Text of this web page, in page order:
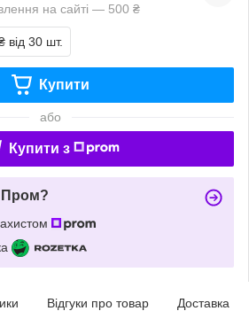
на сайті — 500 ₴
від 30 шт.
Купити
або
Купити з
Пром?
Відгуки про товар Доставка